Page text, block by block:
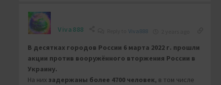
Viva888 Viva888
В десятках городов России 6 марта 2022 г. прошли
акции против вооружённого вторжения России в
Украину.
На них задержаны более 4700 человек, в том числе